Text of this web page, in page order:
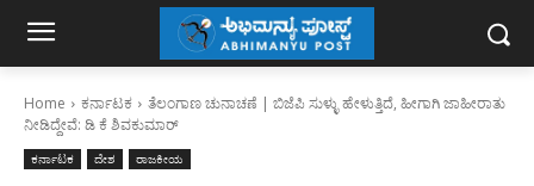
Home ಕರ್ನಾಟಕ
ತೆಲಂಗಾಣ ಚುನಾಚಣೆ | ಬಿಜೆಪಿ ಸುಳ್ಳು ಹೇಳುತ್ತಿದೆ, ಹೀಗಾಗಿ ಜಾಹೀರಾತು
ನೀಡಿದ್ದೇವೆ: ಡಿ ಕೆ ಶಿವಕುಮಾರ್
ಕರ್ನಾಟಕ ದೇಶ ರಾಜಕೀಯ